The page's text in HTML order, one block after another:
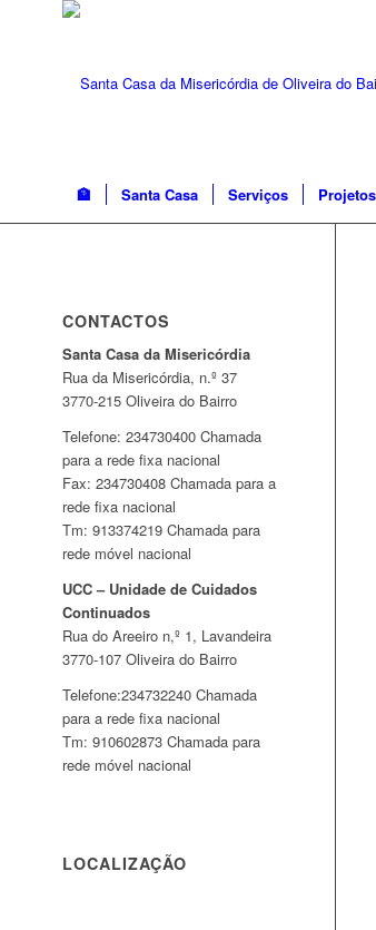
🏦 Santa Casa Serviços Projetos
CONTACTOS
Santa Casa da Misericórdia
Rua da Misericórdia, n.º 37
3770-215 Oliveira do Bairro
Telefone: 234730400 Chamada
para a rede fixa nacional
Fax: 234730408 Chamada para a
rede fixa nacional
Tm: 913374219 Chamada para
rede móvel nacional
UCC – Unidade de Cuidados
Continuados
Rua do Areeiro n,º 1, Lavandeira
3770-107 Oliveira do Bairro
Telefone:234732240 Chamada
para a rede fixa nacional
Tm: 910602873 Chamada para
rede móvel nacional
LOCALIZAÇÃO